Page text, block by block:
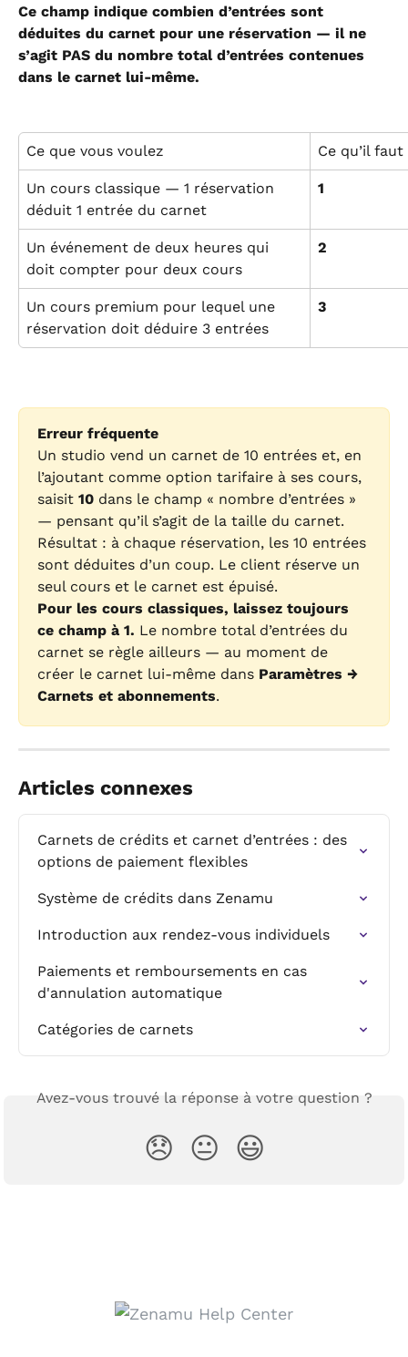
Ce champ indique combien d’entrées sont
déduites du carnet pour une réservation — il ne
s’agit PAS du nombre total d’entrées contenues
dans le carnet lui-même.
Ce que vous voulez Ce qu’il
Un cours classique — 1 réservation
déduit 1 entrée du carnet
1
Un événement de deux heures qui
doit compter pour deux cours
2
Un cours premium pour lequel une
réservation doit déduire 3 entrées
3
Erreur fréquente
Un studio vend un carnet de 10 entrées et, en
l’ajoutant comme option tarifaire à ses cours,
saisit 10 dans le champ « nombre d’entrées »
— pensant qu’il s’agit de la taille du carnet.
Résultat : à chaque réservation, les 10 entrées
sont déduites d’un coup. Le client réserve un
seul cours et le carnet est épuisé.
Pour les cours classiques, laissez toujours
ce champ à 1. Le nombre total d’entrées du
carnet se règle ailleurs — au moment de
créer le carnet lui-même dans Paramètres →
Carnets et abonnements.
Articles connexes
Carnets de crédits et carnet d’entrées : des
options de paiement flexibles
Système de crédits dans Zenamu
Introduction aux rendez-vous individuels
Paiements et remboursements en cas
d'annulation automatique
Catégories de carnets
Avez-vous trouvé la réponse à votre question ?
😞 😐 😃